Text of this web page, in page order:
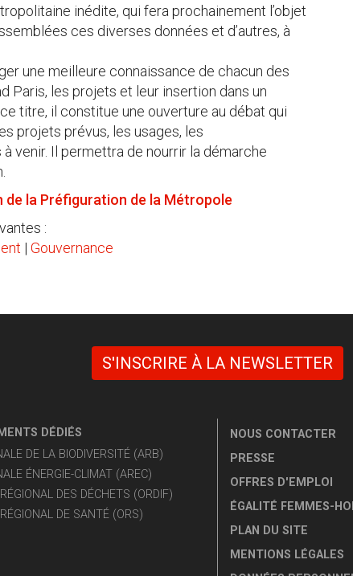
inédite, qui fera prochainement l’objet
ces diverses données et d’autres, à
une meilleure connaissance de chacun des
Paris, les projets et leur insertion dans un
titre, il constitue une ouverture au débat qui
projets prévus, les usages, les
venir. Il permettra de nourrir la démarche
de la Préfiguration de la Métropole
:
| Gouvernance
S'INSCRIRE À LA NEWSLETTER
DÉDIÉS
DE LA BIODIVERSITÉ (ARB)
ÉNERGIE-CLIMAT (AREC)
DES DÉCHETS (ORDIF)
DE SANTÉ (ORS)
NOUS CONTACTER
PRESSE
OFFRES D'EMPLOI
ÉGALITÉ FEMMES-
PLAN DU SITE
MENTIONS LÉGALES